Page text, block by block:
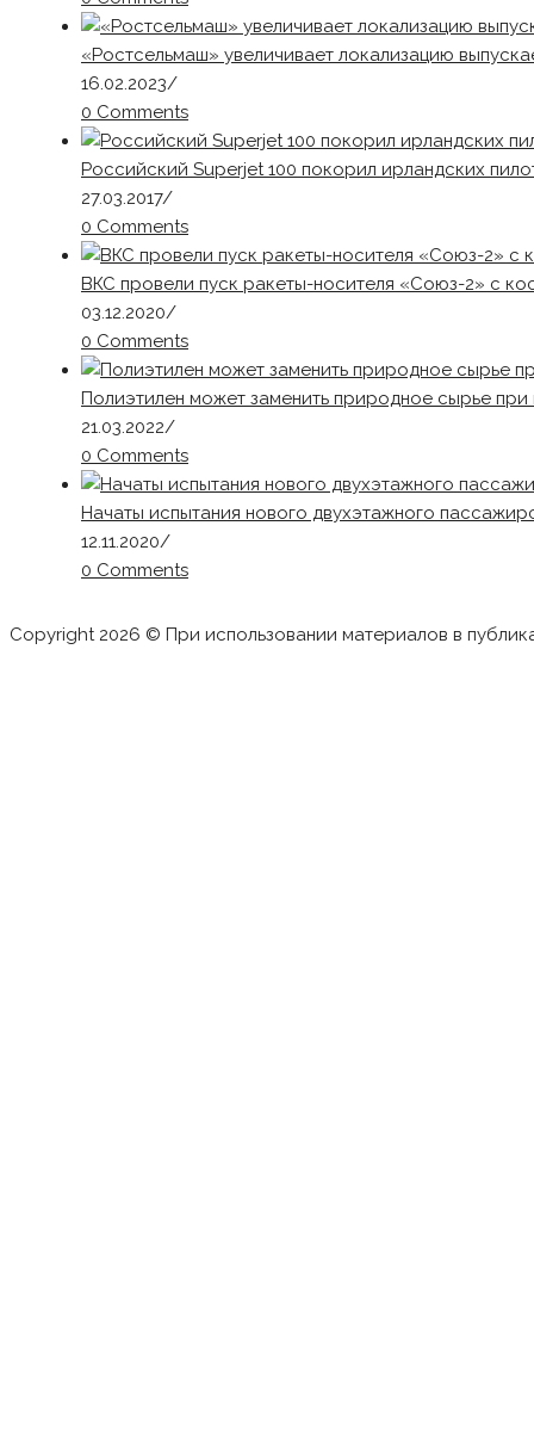
«Ростсельмаш» увеличивает локализацию
16.02.2023/
0 Comments
Российский Superjet 100 покорил ирландских
27.03.2017/
0 Comments
ВКС провели пуск ракеты-носителя «Союз-2» с
03.12.2020/
0 Comments
Полиэтилен может заменить природное сырье
21.03.2022/
0 Comments
Начаты испытания нового двухэтажного
12.11.2020/
0 Comments
Copyright 2026 © При использовании материалов в